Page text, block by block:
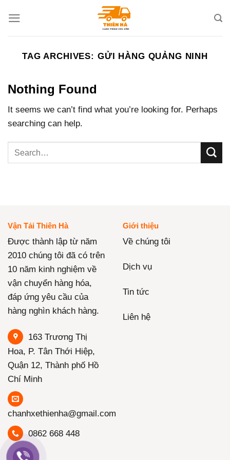
TAG ARCHIVES: GỬI HÀNG QUẢNG NINH
Nothing Found
It seems we can’t find what you’re looking for. Perhaps
searching can help.
Vận Tải Thiên Hà
Được thành lập từ năm
2010 chúng tôi đã có trên
10 năm kinh nghiệm về
vận chuyển hàng hóa,
đáp ứng yêu cầu của
hàng nghìn khách hàng.
163 Trương Thị
Hoa, P. Tân Thới Hiệp,
Quận 12, Thành phố Hồ
Chí Minh
chanhxethienha@gmail.com
0862 668 448
Giới thiệu
Về chúng tôi
Dịch vụ
Tin tức
Liên hệ